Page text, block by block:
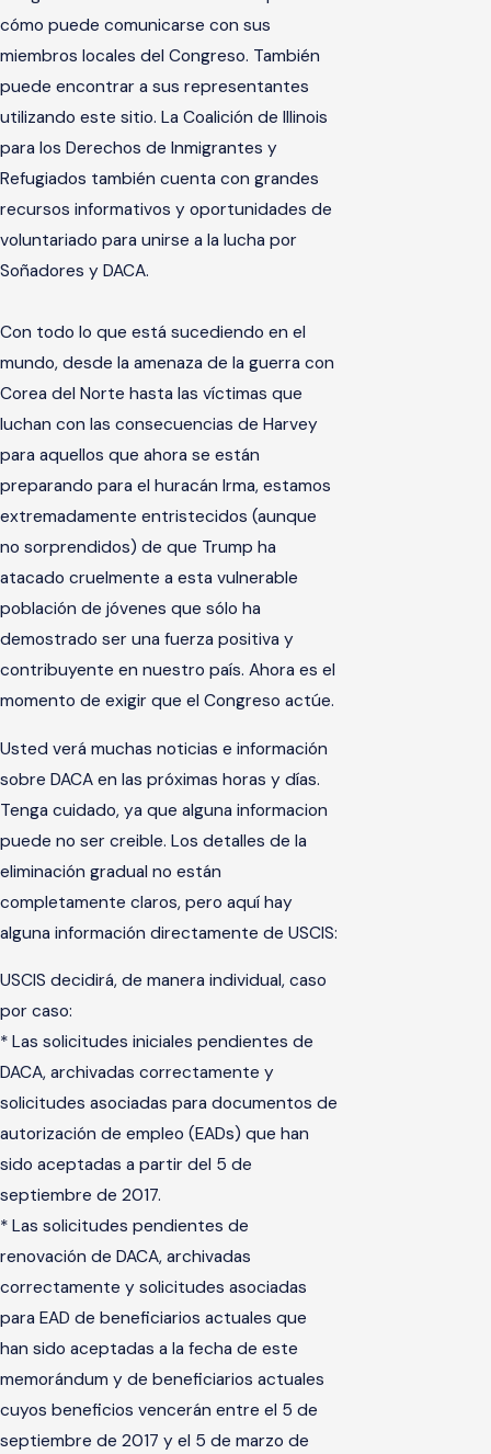
cómo puede comunicarse con sus
miembros locales del Congreso. También
puede encontrar a sus representantes
utilizando este sitio. La Coalición de Illinois
para los Derechos de Inmigrantes y
Refugiados también cuenta con grandes
recursos informativos y oportunidades de
voluntariado para unirse a la lucha por
Soñadores y DACA.
Con todo lo que está sucediendo en el
mundo, desde la amenaza de la guerra con
Corea del Norte hasta las víctimas que
luchan con las consecuencias de Harvey
para aquellos que ahora se están
preparando para el huracán Irma, estamos
extremadamente entristecidos (aunque
no sorprendidos) de que Trump ha
atacado cruelmente a esta vulnerable
población de jóvenes que sólo ha
demostrado ser una fuerza positiva y
contribuyente en nuestro país. Ahora es el
momento de exigir que el Congreso actúe.
Usted verá muchas noticias e información
sobre DACA en las próximas horas y días.
Tenga cuidado, ya que alguna informacion
puede no ser creible. Los detalles de la
eliminación gradual no están
completamente claros, pero aquí hay
alguna información directamente de USCIS:
USCIS decidirá, de manera individual, caso
por caso:
* Las solicitudes iniciales pendientes de
DACA, archivadas correctamente y
solicitudes asociadas para documentos de
autorización de empleo (EADs) que han
sido aceptadas a partir del 5 de
septiembre de 2017.
* Las solicitudes pendientes de
renovación de DACA, archivadas
correctamente y solicitudes asociadas
para EAD de beneficiarios actuales que
han sido aceptadas a la fecha de este
memorándum y de beneficiarios actuales
cuyos beneficios vencerán entre el 5 de
septiembre de 2017 y el 5 de marzo de